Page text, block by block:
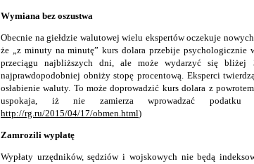
Wymiana bez oszustwa
Obecnie na giełdzie walutowej wielu ekspertów oczekuje
że „z minuty na minutę” kurs dolara przebije psychologicznie
przeciągu najbliższych dni, ale może wydarzyć się
najprawdopodobniej obniży stopę procentową. Eksperci
osłabienie waluty. To może doprowadzić kurs dolara z
uspokaja, iż nie zamierza wprowadzać
http://rg.ru/2015/04/17/obmen.html)
Zamrozili wypłatę
Wypłaty urzędników, sędziów i wojskowych nie będą